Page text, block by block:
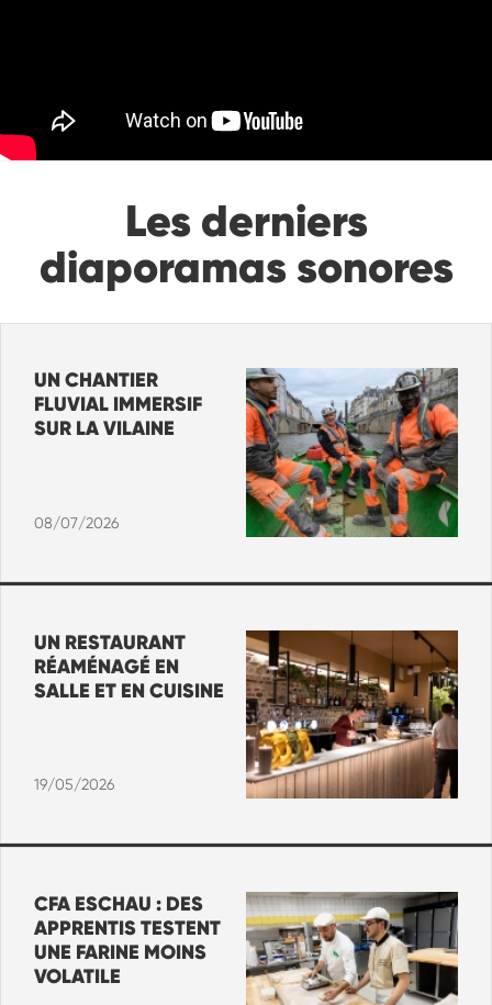
Les derniers
diaporamas sonores
UN CHANTIER
FLUVIAL IMMERSIF
SUR LA VILAINE
08/07/2026
UN RESTAURANT
RÉAMÉNAGÉ EN
SALLE ET EN CUISINE
19/05/2026
CFA ESCHAU : DES
APPRENTIS TESTENT
UNE FARINE MOINS
VOLATILE